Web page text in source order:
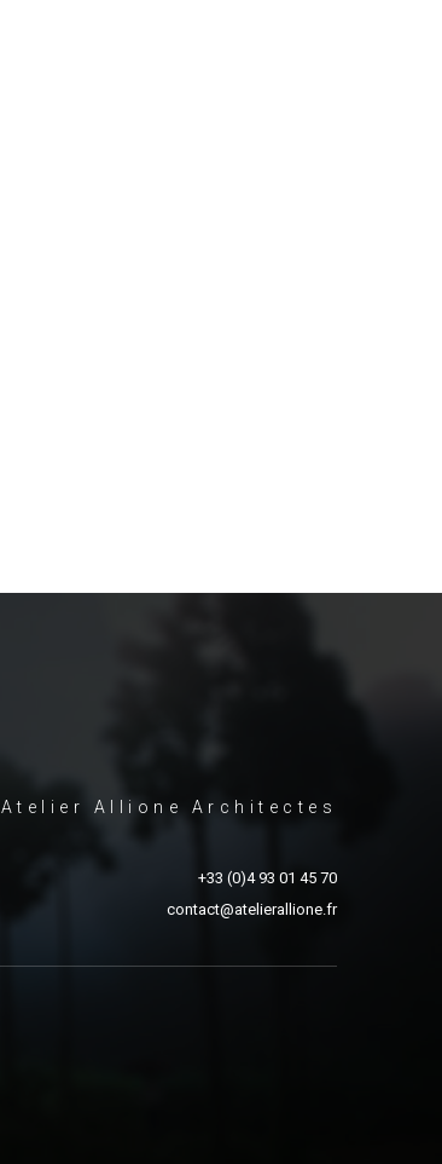
Atelier Allione Architectes
+33 (0)4 93 01 45 70
contact@atelierallione.fr